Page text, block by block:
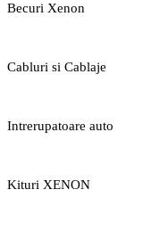
Becuri Xenon
Cabluri si Cablaje
Intrerupatoare auto
Kituri XENON